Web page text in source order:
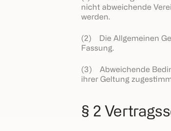
nicht abweichende
werden.
(2) Die Allgemeinen
Fassung.
(3) Abweichende
ihrer Geltung
§ 2